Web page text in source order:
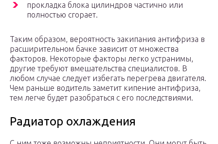
прокладка блока цилиндров частично или
полностью сгорает.
Таким образом, вероятность закипания антифриза в
расширительном бачке зависит от множества
факторов. Некоторые факторы легко устранимы,
другие требуют вмешательства специалистов. В
любом случае следует избегать перегрева двигателя.
Чем раньше водитель заметит кипение антифриза,
тем легче будет разобраться с его последствиями.
Радиатор охлаждения